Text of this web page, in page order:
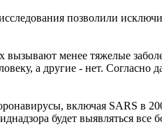
позволили
менее тяжелые
а другие - нет.
включая SARS в
будет выявляться все